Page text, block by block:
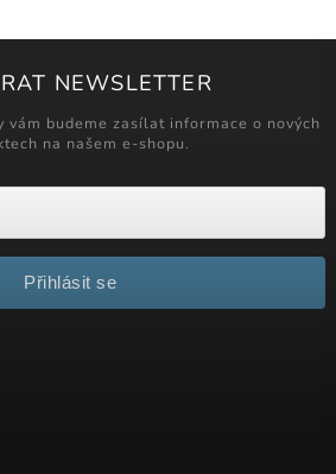
NEWSLETTER
budeme zasílat informace o nových
na našem e-shopu.
Přihlásit se